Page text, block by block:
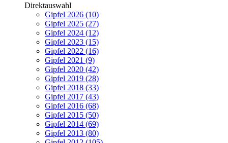
Direktauswahl
Gipfel 2026 (10)
Gipfel 2025 (27)
Gipfel 2024 (12)
Gipfel 2023 (15)
Gipfel 2022 (16)
Gipfel 2021 (9)
Gipfel 2020 (42)
Gipfel 2019 (28)
Gipfel 2018 (33)
Gipfel 2017 (43)
Gipfel 2016 (68)
Gipfel 2015 (50)
Gipfel 2014 (69)
Gipfel 2013 (80)